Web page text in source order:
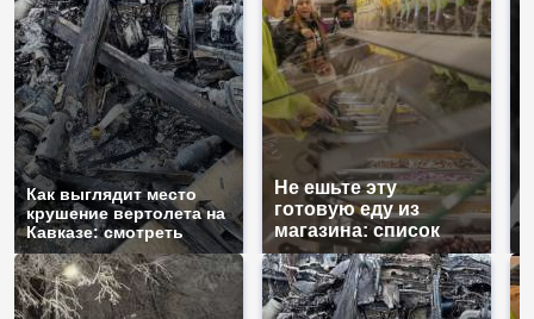
Как выглядит место
крушение вертолета на
Кавказе: смотреть
Не ешьте эту
готовую еду из
магазина: список